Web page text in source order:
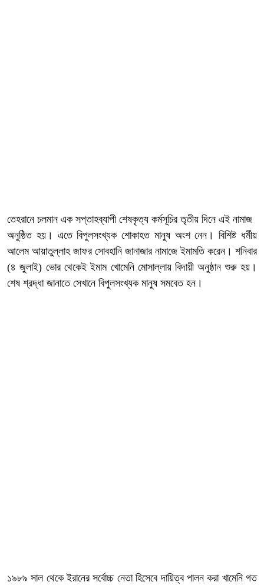
তেহরানে চলমান এক সপ্তাহব্যাপী শেষকৃত্য কর্মসূচির তৃতীয় দিনে এই নামাজ
অনুষ্ঠিত হয়। এতে বিপুলসংখ্যক শোকাহত মানুষ অংশ নেন। বিশিষ্ট ধর্মীয়
আলেম আয়াতুল্লাহ জাফর সোবহানি জানাজার নামাজে ইমামতি করেন। শনিবার
(৪ জুলাই) ভোর থেকেই ইমাম খোমেনি মোসাল্লায় বিদায়ী অনুষ্ঠান শুরু হয়।
শেষ শ্রদ্ধা জানাতে সেখানে বিপুলসংখ্যক মানুষ সমবেত হন।
১৯৮৯ সাল থেকে ইরানের সর্বোচ্চ নেতা হিসেবে দায়িত্ব পালন করা খামেনি গত